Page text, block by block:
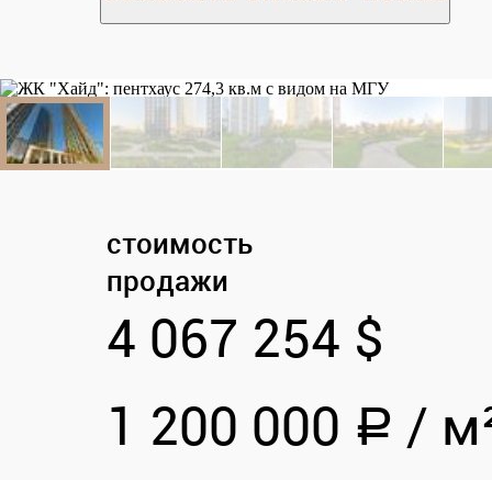
стоимость
продажи
4 067 254 $
1 200 000 a /